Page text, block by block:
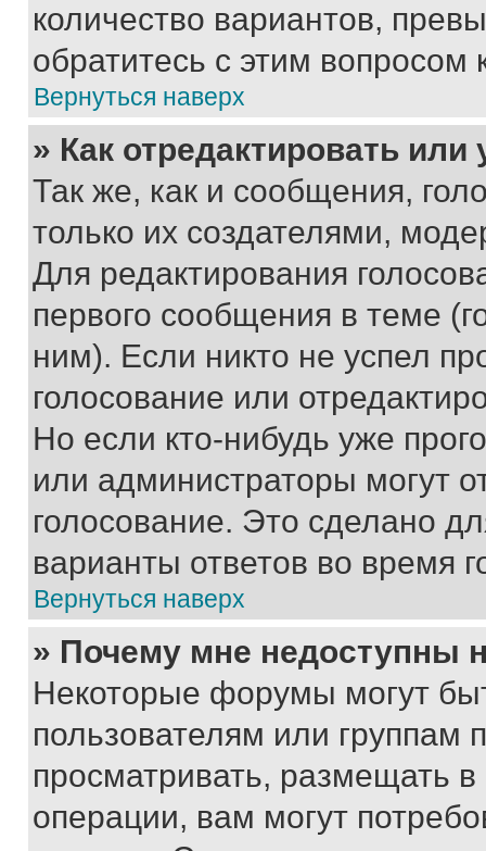
количество вариантов,
обратитесь с этим вопросом
Вернуться наверх
» Как отредактировать
Так же, как и сообщения,
только их создателями,
Для редактирования
первого сообщения в теме
ним). Если никто не успел
голосование или
Но если кто-нибудь уже
или администраторы могут
голосование. Это сделано
варианты ответов во время
Вернуться наверх
» Почему мне недоступны
Некоторые форумы могут
пользователям или группам
просматривать, размещать
операции, вам могут